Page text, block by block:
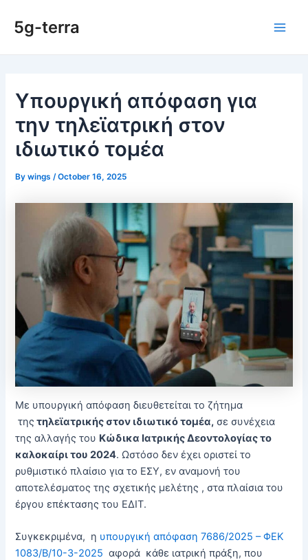
content
5g-terra
Υπουργική απόφαση για
την τηλεϊατρική στον
ιδιωτικό τομέα
Bywings /October 16, 2025
Με υπουργική απόφαση διευθετείται το ζήτημα
της τηλεϊατρικής στον ιδιωτικό τομέα, σε συνέχεια
της αλλαγής του Κώδικα Ιατρικής Δεοντολογίας το
καλοκαίρι του 2024. Ωστόσο δεν έχει οριστεί το
ρυθμιστικό πλαίσιο για το ΕΣΥ, εν αναμονή του
αποτελέσματος της σχετικής μελέτης , στα πλαίσια του
έργου επέκτασης του ΕΔΙΤ.
Συγκεκριμένα, η υπουργική απόφαση 7686/2025 – ΦΕΚ
1083/Β/10-3-2025 αφορά κάθε ιατρική πράξη, που